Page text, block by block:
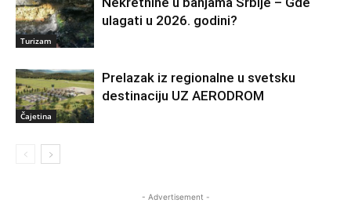
Turizam
ulagati u 2026. godini?
Čajetina
Prelazak iz regionalne u svetsku
destinaciju UZ AERODROM
- Advertisement -